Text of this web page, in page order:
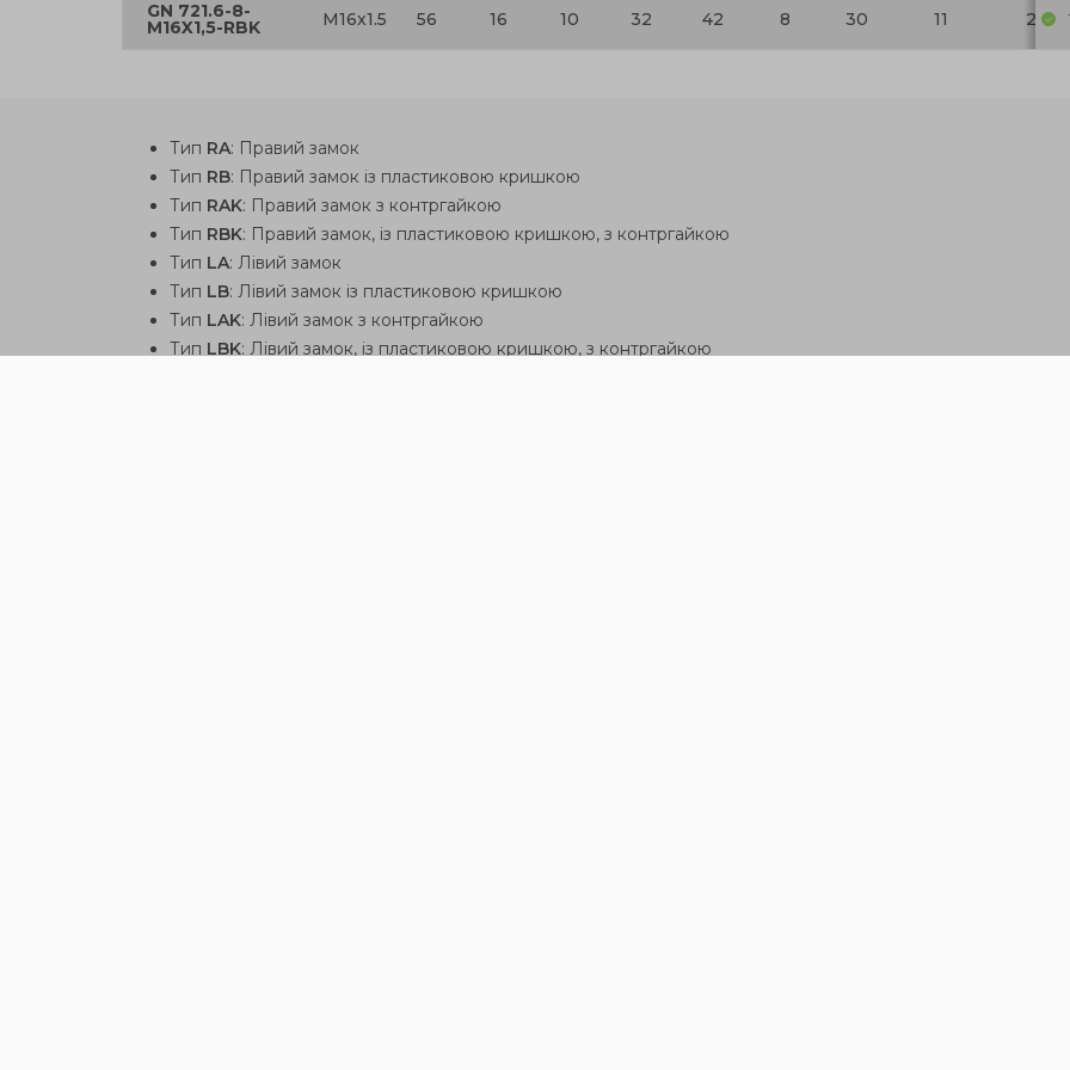
GN 721.6-8-
M16X1,5-RBK M16x1.5 56 16 10 32 42 8 30 11 29
Тип RA: Правий замок
Тип RB: Правий замок із пластиковою кришкою
Тип RAK: Правий замок з контргайкою
Тип RBK: Правий замок, із пластиковою кришкою, з контргайкою
Тип LA: Лівий замок
Тип LB: Лівий замок із пластиковою кришкою
Тип LAK: Лівий замок з контргайкою
Тип LBK: Лівий замок, із пластиковою кришкою, з контргайкою